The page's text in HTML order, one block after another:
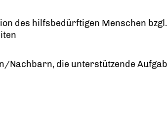
des hilfsbedürftigen Menschen bzgl.
Nachbarn, die unterstützende